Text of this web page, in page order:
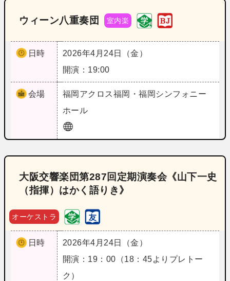
ウィーン八重奏団 室内楽
日時
2026年4月24日（金）
開演：19:00
会場 福岡 アクロス福岡・福岡シンフォニー
ホール
大阪交響楽団第287回定期演奏会《山下一史
（指揮）はかく語りき》
オーケストラ
日時
2026年4月24日（金）
開演：19：00（18：45よりプレトー
ク）